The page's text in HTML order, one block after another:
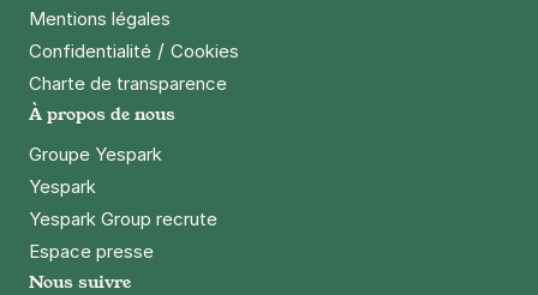
Mentions légales
Confidentialité / Cookies
Charte de transparence
À propos de nous
Groupe Yespark
Yespark
Yespark Group recrute
Espace presse
Nous suivre